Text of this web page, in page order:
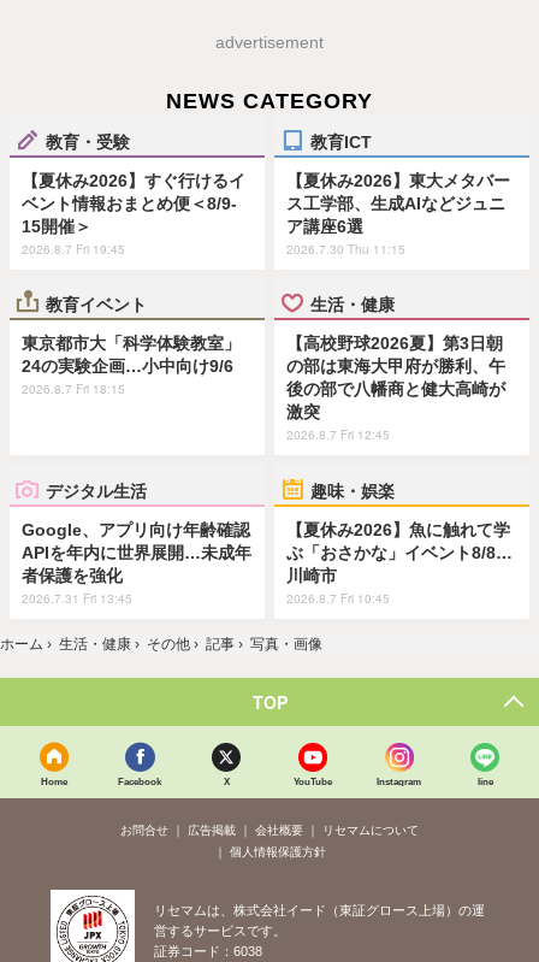
advertisement
NEWS CATEGORY
教育・受験
【夏休み2026】すぐ行けるイ
ベント情報おまとめ便＜8/9-
15開催＞
2026.8.7 Fri 19:45
教育ICT
【夏休み2026】東大メタバー
ス工学部、生成AIなどジュニ
ア講座6選
2026.7.30 Thu 11:15
教育イベント
東京都市大「科学体験教室」
24の実験企画…小中向け9/6
2026.8.7 Fri 18:15
生活・健康
【高校野球2026夏】第3日朝
の部は東海大甲府が勝利、午
後の部で八幡商と健大高崎が
激突
2026.8.7 Fri 12:45
デジタル生活
Google、アプリ向け年齢確認
APIを年内に世界展開…未成年
者保護を強化
2026.7.31 Fri 13:45
趣味・娯楽
【夏休み2026】魚に触れて学
ぶ「おさかな」イベント8/8…
川崎市
2026.8.7 Fri 10:45
ホーム › 生活・健康 › その他 › 記事 › 写真・画像
TOP
Home Facebook X YouTube Instagram line
お問合せ 広告掲載 会社概要
リセマムについて
個人情報保護方針
リセマムは、株式会社イード（東証グロース上場）の運
営するサービスです。
証券コード：6038